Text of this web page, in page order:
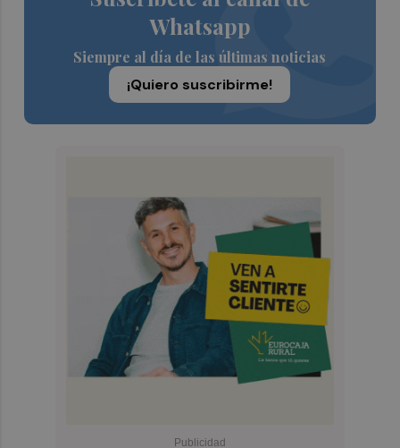
Whatsapp
Siempre al día de las últimas noticias
¡Quiero suscribirme!